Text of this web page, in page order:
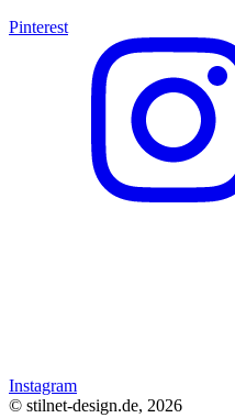
Pinterest
Instagram
© stilnet-design.de, 2026